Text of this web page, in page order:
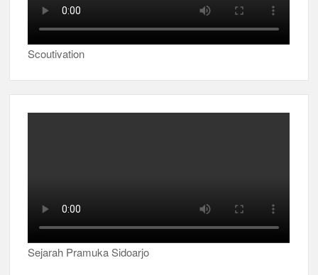
Scoutivation
Sejarah Pramuka Sidoarjo